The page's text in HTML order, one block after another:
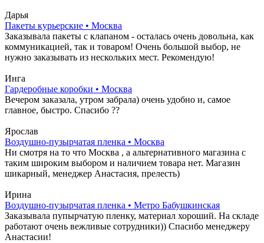
Дарья
Пакеты курьерские • Москва
Заказывала пакеты с клапаном - осталась очень довольна, как
коммуникацией, так и товаром! Очень большой выбор, не
нужно заказывать из нескольких мест. Рекомендую!
Инга
Гардеробные коробки • Москва
Вечером заказала, утром забрала) очень удобно и, самое
главное, быстро. Спасибо ??
Ярослав
Воздушно-пузырчатая пленка • Москва
Ни смотря на то что Москва , а альтернативного магазина с
таким широким выбором и наличием товара нет. Магазин
шикарный, менеджер Анастасия, прелесть)
Ирина
Воздушно-пузырчатая пленка • Метро Бабушкинская
Заказывала пупырчатую пленку, материал хороший. На складе
работают очень вежливые сотрудники)) Спасибо менеджеру
Анастасии!